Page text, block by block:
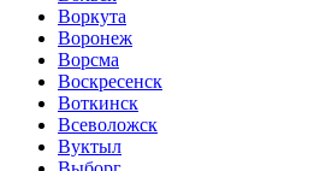
Воркута
Воронеж
Ворсма
Воскресенск
Воткинск
Всеволожск
Вуктыл